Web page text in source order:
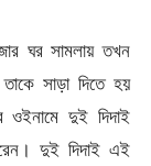
ঘর সামলায় তখন
সাড়া দিতে হয়
ওইনামে দুই দিদাই
দুই দিদাই এই